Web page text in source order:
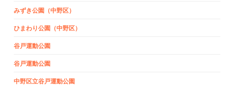
みずき公園（中野区）
ひまわり公園（中野区）
谷戸運動公園
谷戸運動公園
中野区立谷戸運動公園